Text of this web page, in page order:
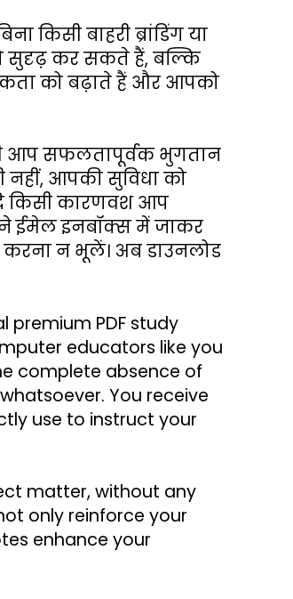
किसी बाहरी ब्रांडिंग या
सुदृढ़ कर सकते हैं, बल्कि
को बढ़ाते हैं और आपको
आप सफलतापूर्वक भुगतान
नहीं, आपकी सुविधा को
किसी कारणवश आप
ईमेल इनबॉक्स में जाकर
न भूलें। अब डाउनलोड
premium PDF study
educators like you
complete absence of
use to instruct your
matter, without any
only reinforce your
enhance your